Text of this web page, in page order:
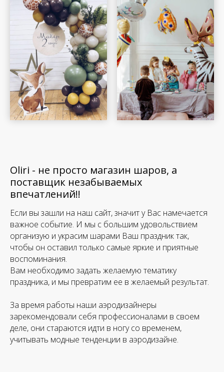
Oliri - не просто магазин шаров, а
поставщик незабываемых
впечатлений!!
Если вы зашли на наш сайт, значит у Вас намечается
важное событие. И мы с большим удовольствием
организую и украсим шарами Ваш праздник так,
чтобы он оставил только самые яркие и приятные
воспоминания.
Вам необходимо задать желаемую тематику
праздника, и мы превратим ее в желаемый результат.
За время работы наши аэродизайнеры
зарекомендовали себя профессионалами в своем
деле, они стараются идти в ногу со временем,
учитывать модные тенденции в аэродизайне.